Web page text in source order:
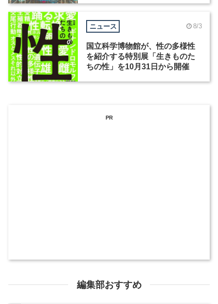
ニュース 8/3
国立科学博物館が、性の多様性
を紹介する特別展「生きものた
ちの性」を10月31日から開催
PR
編集部おすすめ